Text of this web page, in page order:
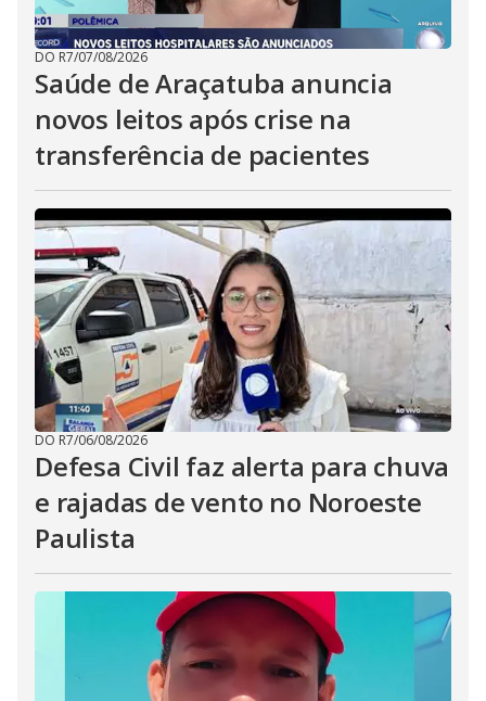
DO R7/07/08/2026
Saúde de Araçatuba anuncia
novos leitos após crise na
transferência de pacientes
DO R7/06/08/2026
Defesa Civil faz alerta para chuva
e rajadas de vento no Noroeste
Paulista